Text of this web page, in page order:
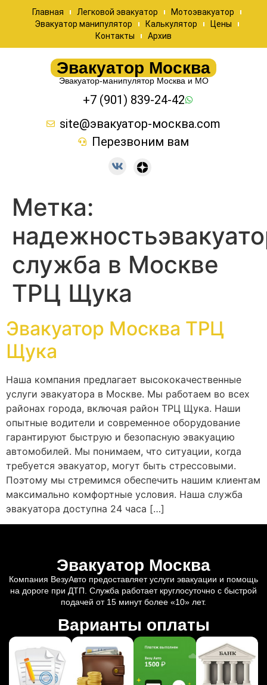
Главная Легковой эвакуатор
Мотоэвакуатор
Эвакуатор манипулятор
Калькулятор
Цены
Контакты
Архив
Эвакуатор Москва
Эвакуатор-манипулятор Москва и МО
+7 (901) 839-24-42
site@эвакуатор-москва.com
Перезвоним вам
Метка:
служба в Москве
ТРЦ Щука
Эвакуатор Москва ТРЦ
Щука
Наша компания предлагает высококачественные
услуги эвакуатора в Москве. Мы работаем во всех
районах города, включая район ТРЦ Щука. Наши
опытные водители и современное оборудование
гарантируют быструю и безопасную эвакуацию
автомобилей. Мы понимаем, что ситуации, когда
требуется эвакуатор, могут быть стрессовыми.
Поэтому мы стремимся обеспечить нашим клиентам
максимально комфортные условия. Наша служба
эвакуатора доступна 24 часа […]
Эвакуатор Москва
Компания ВезуАвто предоставляет услуги эвакуации и помощь
на дороге при ДТП. Служба работает круглосуточно с быстрой
подачей от 15 минут более «10» лет.
Варианты оплаты